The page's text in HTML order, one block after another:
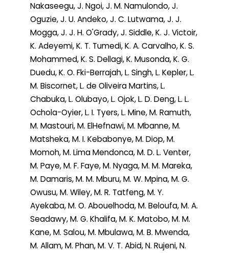
Nakaseegu, J. Ngoi, J. M. Namulondo, J.
Oguzie, J. U. Andeko, J. C. Lutwama, J. J.
Mogga, J. J. H. O'Grady, J. Siddle, K. J. Victoir,
K. Adeyemi, K. T. Tumedi, K. A. Carvalho, K. S.
Mohammed, K. S. Dellagi, K. Musonda, K. G.
Duedu, K. O. Fki-Berrajah, L. Singh, L. Kepler, L.
M. Biscornet, L. de Oliveira Martins, L.
Chabuka, L. Olubayo, L. Ojok, L. D. Deng, L. L.
Ochola-Oyier, L. I. Tyers, L. Mine, M. Ramuth,
M. Mastouri, M. ElHefnawi, M. Mbanne, M.
Matsheka, M. I. Kebabonye, M. Diop, M.
Momoh, M. Lima Mendonca, M. D. L. Venter,
M. Paye, M. F. Faye, M. Nyaga, M. M. Mareka,
M. Damaris, M. M. Mburu, M. W. Mpina, M. G.
Owusu, M. Wiley, M. R. Tatfeng, M. Y.
Ayekaba, M. O. Abouelhoda, M. Beloufa, M. A.
Seadawy, M. G. Khalifa, M. K. Matobo, M. M.
Kane, M. Salou, M. Mbulawa, M. B. Mwenda,
M. Allam, M. Phan, M. V. T. Abid, N. Rujeni, N.